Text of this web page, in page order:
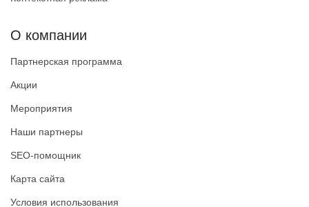
О компании
Партнерская программа
Акции
Мероприятия
Наши партнеры
SEO-помощник
Карта сайта
Условия использования